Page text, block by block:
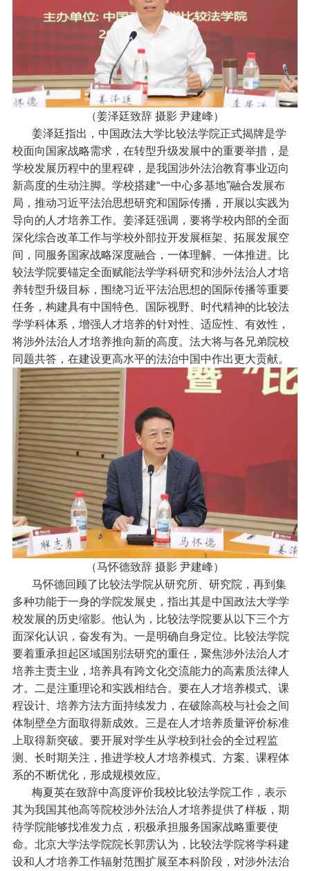
（姜泽廷致辞 摄影 尹建峰）
姜泽廷指出，中国政法大学比较法学院正式揭牌是学
校面向国家战略需求，在转型升级发展中的重要举措，是
学校发展历程中的里程碑，是我国涉外法治教育事业迈向
新高度的生动注脚。学校搭建“一中心多基地”融合发展布
局，推动习近平法治思想研究和国际传播，开展以实践为
导向的人才培养工作。姜泽廷强调，要将学校内部的全面
深化综合改革工作与学校外部拉开发展框架、拓展发展空
间，同服务国家战略深度融合，一体理解、一体推进。比
较法学院要锚定全面赋能法学学科研究和涉外法治人才培
养转型升级目标，围绕习近平法治思想的国际传播等重要
任务，构建具有中国特色、国际视野、时代精神的比较法
学学科体系，增强人才培养的针对性、适应性、有效性，
将涉外法治人才培养推向新的高度。法大将与各兄弟院校
同题共答，在建设更高水平的法治中国中作出更大贡献。
（马怀德致辞 摄影 尹建峰）
马怀德回顾了比较法学院从研究所、研究院，再到集
多种功能于一身的学院发展史，指出其是中国政法大学学
校发展的历史缩影。他认为，比较法学院要从以下三个方
面深化认识，奋发有为。一是明确自身定位。比较法学院
要着重承担起区域国别法研究的重任，聚焦涉外法治人才
培养主责主业，培养具有跨文化交流能力的高素质法律人
才。二是注重理论和实践相结合。要在人才培养模式、课
程设计、培养方法方面持续发力，在破除高校与社会之间
体制壁垒方面取得新成效。三是在人才培养质量评价标准
上取得新突破。要开展对学生从学校到社会的全过程监
测、长时期关注，推进学校人才培养模式、方案、课程体
系的不断优化，形成规模效应。
梅夏英在致辞中高度评价我校比较法学院工作，表示
其为我国其他高等院校涉外法治人才培养提供了样板，期
待学院能够找准发力点，积极承担服务国家战略重要使
命。北京大学法学院院长郭雳认为，比较法学院将学科建
设和人才培养工作辐射范围扩展至本科阶段，对涉外法治